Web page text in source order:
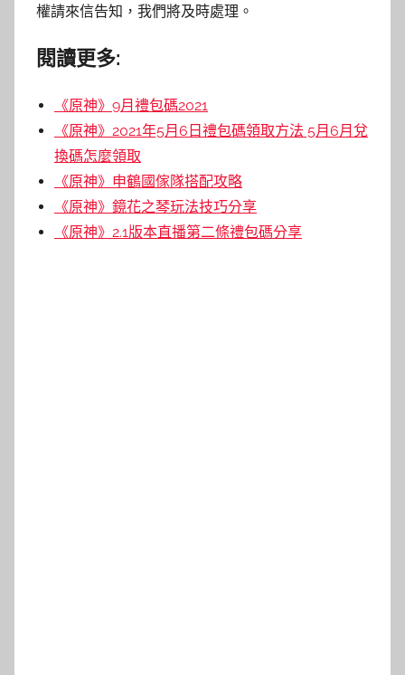
權請來信告知，我們將及時處理。
閱讀更多:
《原神》9月禮包碼2021
《原神》2021年5月6日禮包碼領取方法 5月6月兌
換碼怎麼領取
《原神》申鶴國傢隊搭配攻略
《原神》鏡花之琴玩法技巧分享
《原神》2.1版本直播第二條禮包碼分享